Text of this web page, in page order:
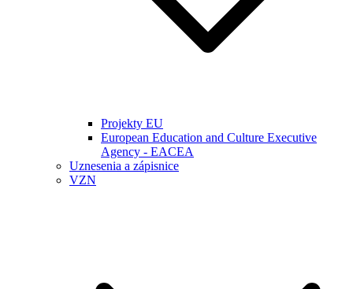
Projekty EU
European Education and Culture Executive
Agency - EACEA
Uznesenia a zápisnice
VZN